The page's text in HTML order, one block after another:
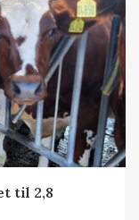
til 2,8